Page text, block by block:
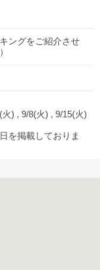
ングをご紹介させ
) , 9/8(火) , 9/15(火)
を掲載しておりま